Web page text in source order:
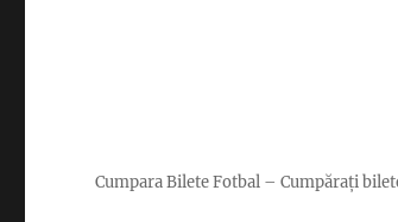
Cumpara Bilete Fotbal – Cumpărați